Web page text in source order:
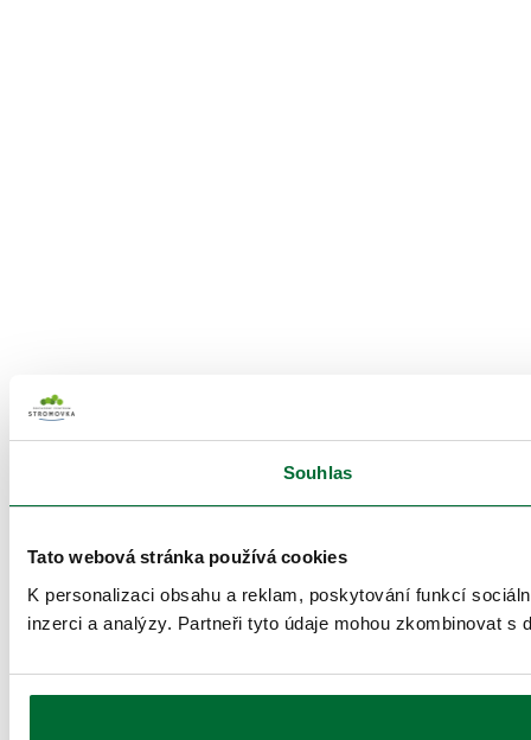
Souhlas
Tato webová stránka používá cookies
K personalizaci obsahu a reklam, poskytování funkcí
inzerci a analýzy. Partneři tyto údaje mohou zkombinovat